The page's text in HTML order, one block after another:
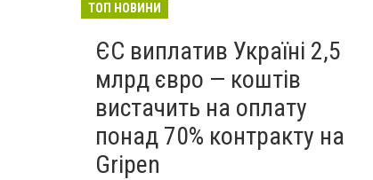
ТОП НОВИНИ
ЄС виплатив Україні 2,5
млрд євро — коштів
вистачить на оплату
понад 70% контракту на
Gripen